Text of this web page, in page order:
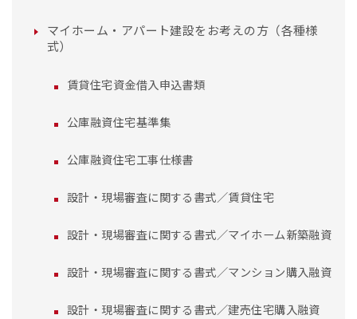
マイホーム・アパート建設をお考えの方（各種様
式）
賃貸住宅資金借入申込書類
公庫融資住宅基準集
公庫融資住宅工事仕様書
設計・現場審査に関する書式／賃貸住宅
設計・現場審査に関する書式／マイホーム新築融資
設計・現場審査に関する書式／マンション購入融資
設計・現場審査に関する書式／建売住宅購入融資